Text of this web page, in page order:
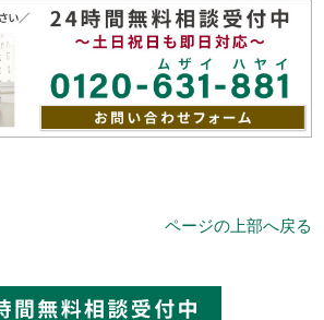
ページの上部へ戻る